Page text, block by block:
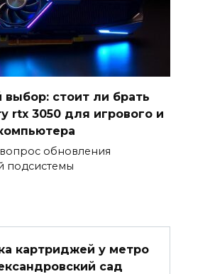
выбор: стоит ли брать
rtx 3050 для игрового и
вопрос обновления
подсистемы
картриджей у метро
сад